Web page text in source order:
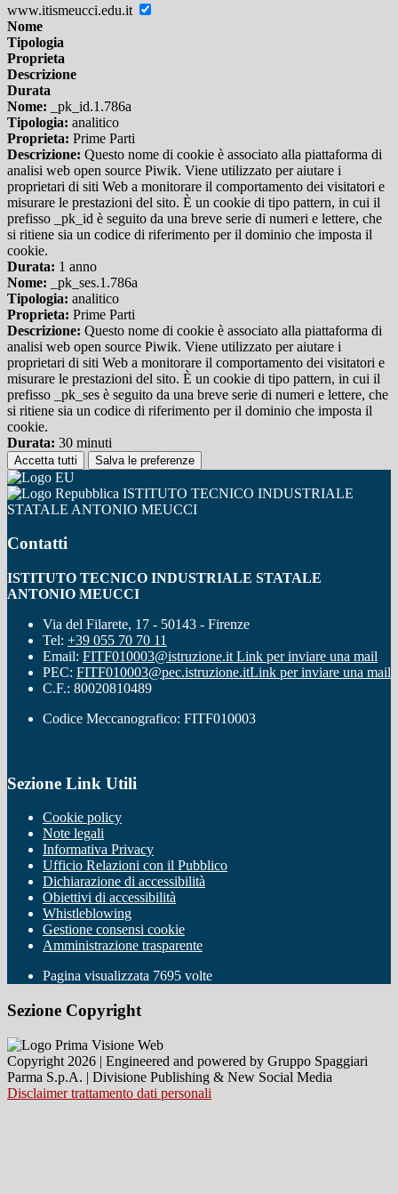
www.itismeucci.edu.it
Nome
Tipologia
Proprieta
Descrizione
Durata
Nome: _pk_id.1.786a
Tipologia: analitico
Proprieta: Prime Parti
Descrizione: Questo nome di cookie è associato alla piattaforma di
analisi web open source Piwik. Viene utilizzato per aiutare i
proprietari di siti Web a monitorare il comportamento dei visitatori e
misurare le prestazioni del sito. È un cookie di tipo pattern, in cui il
prefisso _pk_id è seguito da una breve serie di numeri e lettere, che
si ritiene sia un codice di riferimento per il dominio che imposta il
cookie.
Durata: 1 anno
Nome: _pk_ses.1.786a
Tipologia: analitico
Proprieta: Prime Parti
Descrizione: Questo nome di cookie è associato alla piattaforma di
analisi web open source Piwik. Viene utilizzato per aiutare i
proprietari di siti Web a monitorare il comportamento dei visitatori e
misurare le prestazioni del sito. È un cookie di tipo pattern, in cui il
prefisso _pk_ses è seguito da una breve serie di numeri e lettere, che
si ritiene sia un codice di riferimento per il dominio che imposta il
cookie.
Durata: 30 minuti
Accetta tutti Salva le preferenze
ISTITUTO TECNICO INDUSTRIALE
STATALE ANTONIO MEUCCI
Contatti
ISTITUTO TECNICO INDUSTRIALE STATALE
ANTONIO MEUCCI
Via del Filarete, 17 - 50143 - Firenze
Tel: +39 055 70 70 11
Email: FITF010003@istruzione.it Link per inviare una mail
PEC: FITF010003@pec.istruzione.itLink per inviare una mail
C.F.: 80020810489
Codice Meccanografico: FITF010003
Sezione Link Utili
Cookie policy
Note legali
Informativa Privacy
Ufficio Relazioni con il Pubblico
Dichiarazione di accessibilità
Obiettivi di accessibilità
Whistleblowing
Gestione consensi cookie
Amministrazione trasparente
Pagina visualizzata 7695 volte
Sezione Copyright
Copyright 2026 | Engineered and powered by Gruppo Spaggiari
Parma S.p.A. | Divisione Publishing & New Social Media
Disclaimer trattamento dati personali